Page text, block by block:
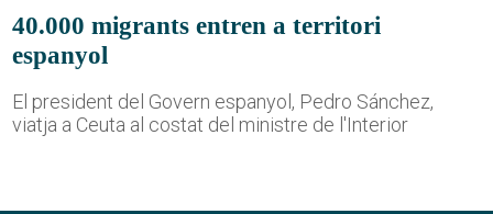
40.000 migrants entren a territori
espanyol
El president del Govern espanyol, Pedro Sánchez,
viatja a Ceuta al costat del ministre de l'Interior